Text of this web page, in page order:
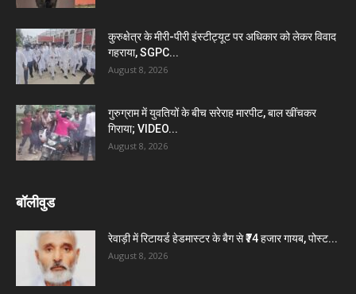
कुरुक्षेत्र के मीरी-पीरी इंस्टीट्यूट पर अधिकार को लेकर विवाद
गहराया, SGPC...
August 8, 2026
गुरुग्राम में युवतियों के बीच सरेराह मारपीट, बाल खींचकर
गिराया; VIDEO...
August 8, 2026
बॉलीवुड
रेवाड़ी में रिटायर्ड हेडमास्टर के बैग से ₹74 हजार गायब, पोस्ट...
August 8, 2026